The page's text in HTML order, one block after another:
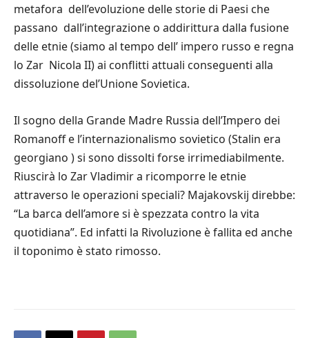
metafora dell’evoluzione delle storie di Paesi che
passano dall’integrazione o addirittura dalla fusione
delle etnie (siamo al tempo dell’ impero russo e regna
lo Zar Nicola II) ai conflitti attuali conseguenti alla
dissoluzione del’Unione Sovietica.
Il sogno della Grande Madre Russia dell’Impero dei
Romanoff e l’internazionalismo sovietico (Stalin era
georgiano ) si sono dissolti forse irrimediabilmente.
Riuscirà lo Zar Vladimir a ricomporre le etnie
attraverso le operazioni speciali? Majakovskij direbbe:
“La barca dell’amore si è spezzata contro la vita
quotidiana”. Ed infatti la Rivoluzione è fallita ed anche
il toponimo è stato rimosso.